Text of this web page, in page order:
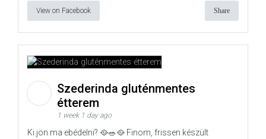
View on Facebook Share
Szederinda gluténmentes
étterem
1 week 1 day ago
Ki jön ma ebédelni? 🥘🥗🥘 Finom, frissen készült